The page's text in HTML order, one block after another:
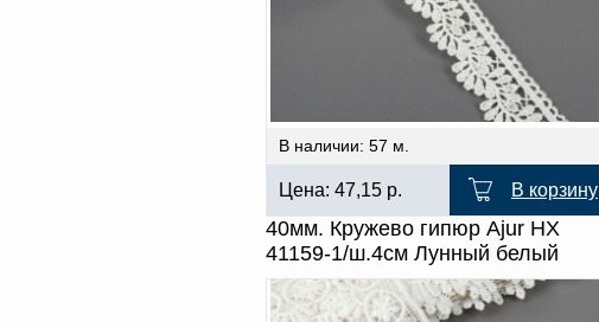
В наличии: 57 м.
Цена: 47,15 р. В корзину
40мм. Кружево гипюр Ajur HX
41159-1/ш.4см Лунный белый